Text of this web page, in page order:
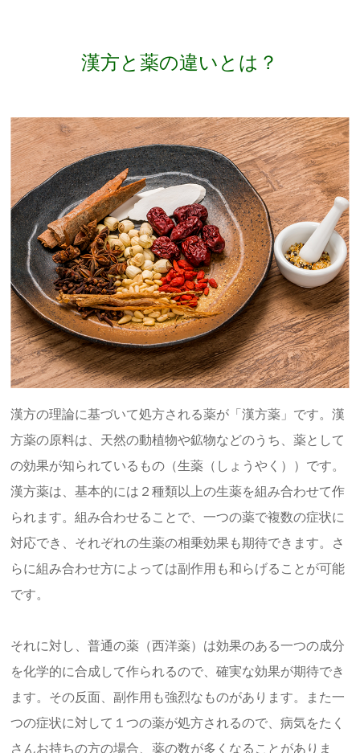
漢方と薬の違いとは？
漢方の理論に基づいて処方される薬が「漢方薬」です。漢
方薬の原料は、天然の動植物や鉱物などのうち、薬として
の効果が知られているもの（生薬（しょうやく））です。
漢方薬は、基本的には２種類以上の生薬を組み合わせて作
られます。組み合わせることで、一つの薬で複数の症状に
対応でき、それぞれの生薬の相乗効果も期待できます。さ
らに組み合わせ方によっては副作用も和らげることが可能
です。
それに対し、普通の薬（西洋薬）は効果のある一つの成分
を化学的に合成して作られるので、確実な効果が期待でき
ます。その反面、副作用も強烈なものがあります。また一
つの症状に対して１つの薬が処方されるので、病気をたく
さんお持ちの方の場合、薬の数が多くなることがありま